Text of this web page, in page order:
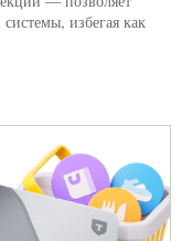
избегая как